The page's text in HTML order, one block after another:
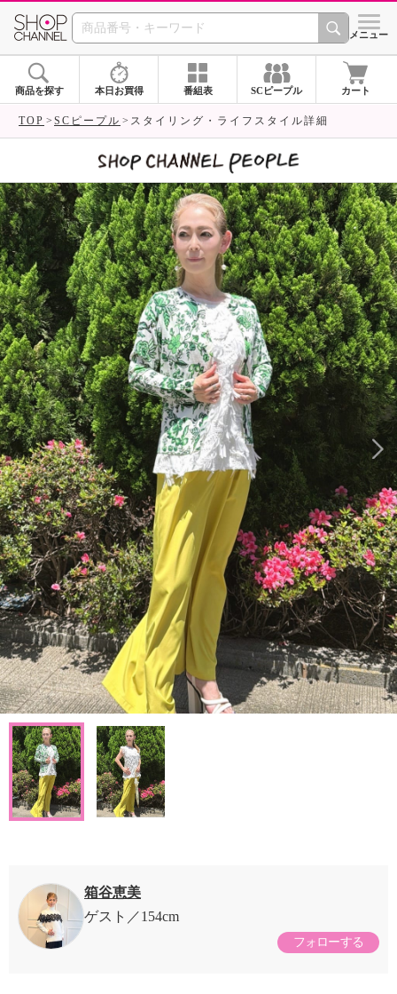
SHOP CHANNEL シメニュー
商品を探す 本日お買得 番組表 SCピープル カート
TOP SCピープル スタイリング・ライフスタイル詳細
箱谷恵美
ゲスト
154cm
フォローする